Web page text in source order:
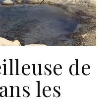
de
les